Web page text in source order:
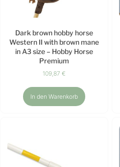
Dark brown hobby horse
Western II with brown mane
in A3 size – Hobby Horse
Premium
109,87 €
In den Warenkorb